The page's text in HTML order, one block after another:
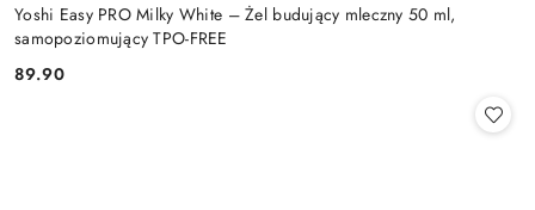
Yoshi Easy PRO Milky White – Żel budujący mleczny 50 ml,
samopoziomujący TPO-FREE
Cena:
89.90